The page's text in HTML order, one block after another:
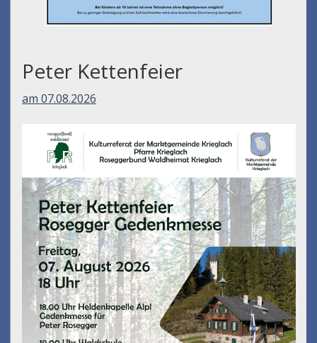
Peter Kettenfeier
am 07.08.2026